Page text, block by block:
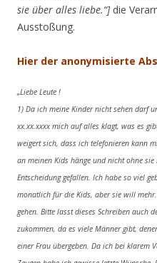
sie über alles liebe.“]die
Ausstoßung.
Hier der anonymisierte
„Liebe Leute !
1) Da ich meine Kinder nicht sehen darf
xx.xx.xxxx mich auf alles klagt, was es
weigert sich, dass ich telefonieren kann
an meinen Kids hänge und nicht ohne
Entscheidung gefallen. Ich habe so viel
monatlich für die Kids, aber sie will
gehen. Bitte lasst dieses Schreiben auch
zukommen, da es viele Männer gibt,
einer Frau übergeben. Da ich bei klarem